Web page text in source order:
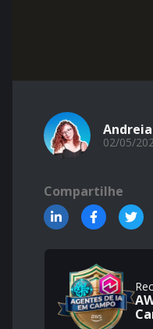
02/05/
Compartilhe